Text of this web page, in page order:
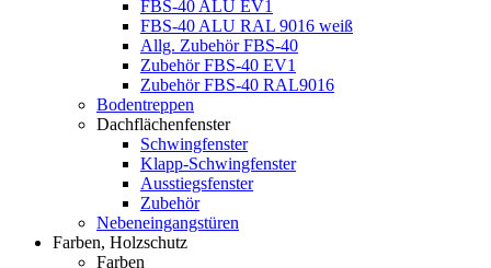
FBS-40 ALU EV1
FBS-40 ALU RAL 9016 weiß
Allg. Zubehör FBS-40
Zubehör FBS-40 EV1
Zubehör FBS-40 RAL9016
Bodentreppen
Dachflächenfenster
Schwingfenster
Klapp-Schwingfenster
Ausstiegsfenster
Zubehör
Nebeneingangstüren
Farben, Holzschutz
Farben